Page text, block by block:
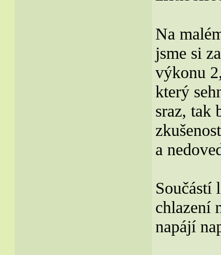
Na
jsme si
výkonu
který
sraz, tak
a
Součástí
chlazení
napájí